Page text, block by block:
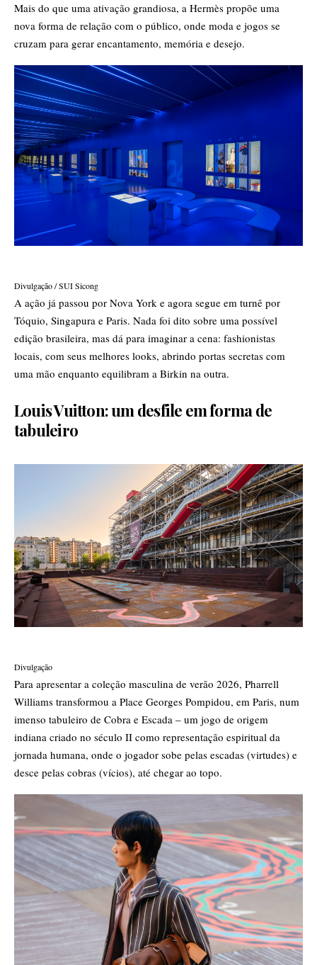
Mais do que uma ativação grandiosa, a Hermès propõe uma
nova forma de relação com o público, onde moda e jogos se
cruzam para gerar encantamento, memória e desejo.
Divulgação / SUI Sicong
A ação já passou por Nova York e agora segue em turnê por
Tóquio, Singapura e Paris. Nada foi dito sobre uma possível
edição brasileira, mas dá para imaginar a cena: fashionistas
locais, com seus melhores looks, abrindo portas secretas com
uma mão enquanto equilibram a Birkin na outra.
Louis Vuitton: um desfile em forma de
tabuleiro
Divulgação
Para apresentar a coleção masculina de verão 2026, Pharrell
Williams transformou a Place Georges Pompidou, em Paris, num
imenso tabuleiro de Cobra e Escada – um jogo de origem
indiana criado no século II como representação espiritual da
jornada humana, onde o jogador sobe pelas escadas (virtudes) e
desce pelas cobras (vícios), até chegar ao topo.